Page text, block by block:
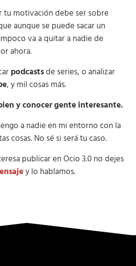
tu motivación debe ser sobre
aunque se puede sacar un
va a quitar a nadie de
ahora.
podcastsde series, o analizar
, y mil cosas más.
y conocer gente interesante.
a nadie en mi entorno con la
cosas. No sé si será tu caso.
publicar en Ocio 3.0 no dejes
y lo hablamos.